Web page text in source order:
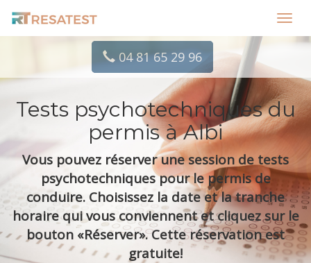
04 81 65 29 96
Tests psychotechniques du
permis à Albi
Vous pouvez réserver une session de tests
psychotechniques pour le permis de
conduire. Choisissez la date et la tranche
horaire qui vous conviennent et cliquez sur le
bouton «Réserver». Cette réservation est
gratuite!